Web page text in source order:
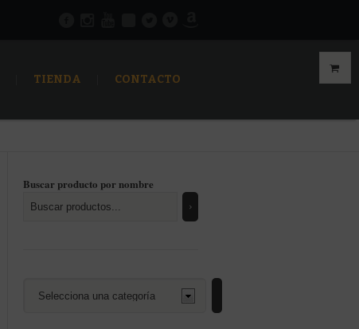
TIENDA CONTACTO
Buscar producto por nombre
una